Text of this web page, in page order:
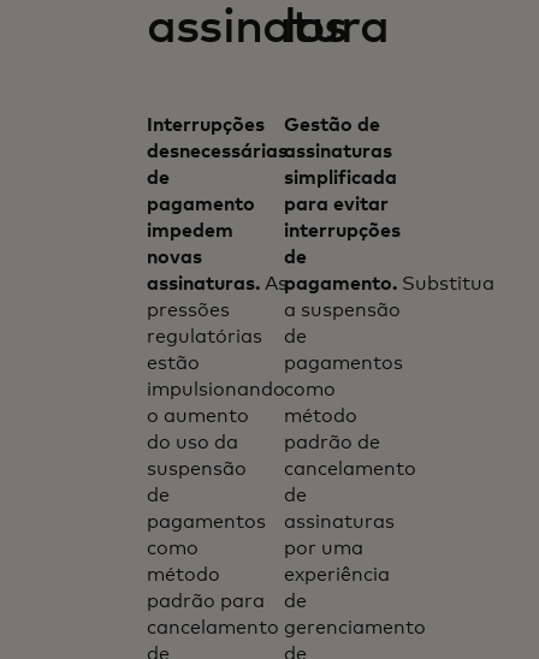
assinatura
Interrupções
desnecessárias
de
pagamento
impedem
novas
assinaturas. As
pressões
regulatórias
estão
impulsionando
o aumento
do uso da
suspensão
de
pagamentos
como
método
padrão para
cancelamento
de
los
Gestão de
assinaturas
simplificada
para evitar
interrupções
de
pagamento. Substitua
a suspensão
de
pagamentos
como
método
padrão de
cancelamento
de
assinaturas
por uma
experiência
de
gerenciamento
de